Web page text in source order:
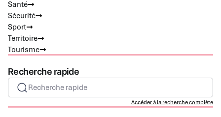
Santé
Sécurité
Sport
Territoire
Tourisme
Recherche rapide
Recherche rapide
Accéder à la recherche complète